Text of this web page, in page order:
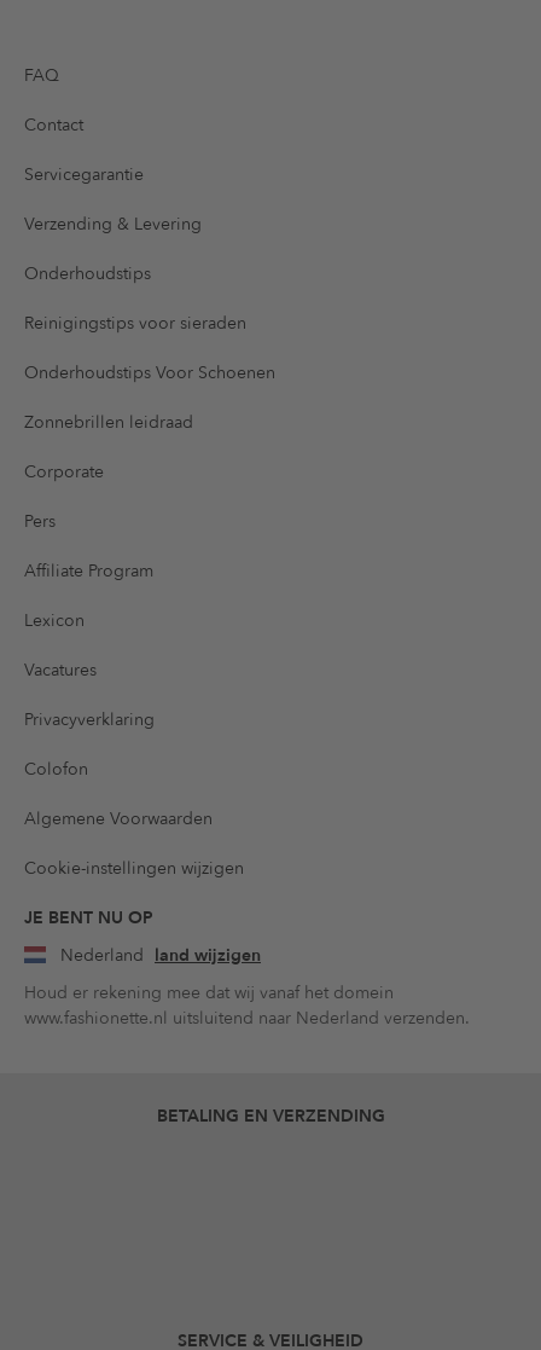
FAQ
Contact
Servicegarantie
Verzending & Levering
Onderhoudstips
Reinigingstips voor sieraden
Onderhoudstips Voor Schoenen
Zonnebrillen leidraad
Corporate
Pers
Affiliate Program
Lexicon
Vacatures
Privacyverklaring
Colofon
Algemene Voorwaarden
Cookie-instellingen wijzigen
JE BENT NU OP
Nederland land wijzigen
Houd er rekening mee dat wij vanaf het domein
www.fashionette.nl uitsluitend naar Nederland verzenden.
BETALING EN VERZENDING
SERVICE & VEILIGHEID